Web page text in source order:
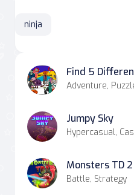
ninja
Find 5
Adventure,
Jumpy Sky
Hypercasual,
Monsters TD 2
Battle, Strategy